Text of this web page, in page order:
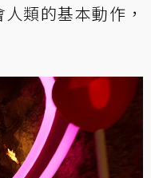
類的基本動作，